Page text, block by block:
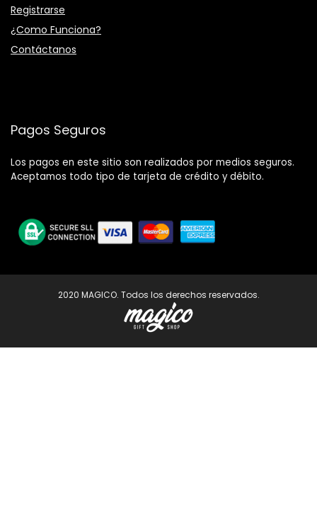
Registrarse
¿Como Funciona?
Contáctanos
Pagos Seguros
Los pagos en este sitio son realizados por medios seguros.
Aceptamos todo tipo de tarjeta de crédito y débito.
2020 MAGICO. Todos los derechos reservados.